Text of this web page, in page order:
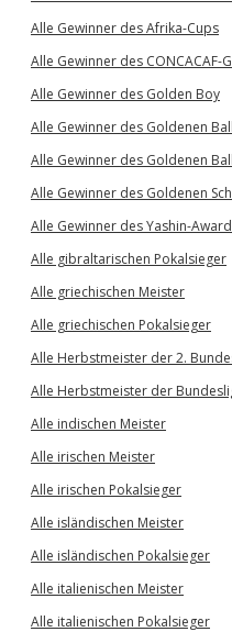
Alle Gewinner des Afrika-Cups
Alle Gewinner des CONCACAF-
Alle Gewinner des Golden Boy
Alle Gewinner des Goldenen
Alle Gewinner des Goldenen
Alle Gewinner des Goldenen
Alle Gewinner des Yashin-
Alle gibraltarischen Pokalsieger
Alle griechischen Meister
Alle griechischen Pokalsieger
Alle Herbstmeister der 2.
Alle Herbstmeister der
Alle indischen Meister
Alle irischen Meister
Alle irischen Pokalsieger
Alle isländischen Meister
Alle isländischen Pokalsieger
Alle italienischen Meister
Alle italienischen Pokalsieger